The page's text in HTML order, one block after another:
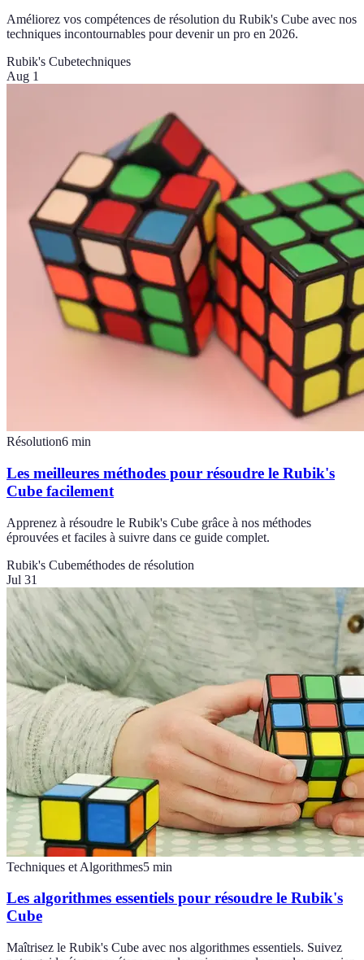
Améliorez vos compétences de résolution du Rubik's Cube avec nos
techniques incontournables pour devenir un pro en 2026.
Rubik's Cubetechniques
Aug 1
Résolution6 min
Les meilleures méthodes pour résoudre le Rubik's
Cube facilement
Apprenez à résoudre le Rubik's Cube grâce à nos méthodes
éprouvées et faciles à suivre dans ce guide complet.
Rubik's Cubeméthodes de résolution
Jul 31
Techniques et Algorithmes5 min
Les algorithmes essentiels pour résoudre le Rubik's
Cube
Maîtrisez le Rubik's Cube avec nos algorithmes essentiels. Suivez